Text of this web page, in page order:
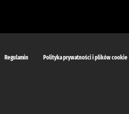
Regulamin Polityka prywatności i plików cookie